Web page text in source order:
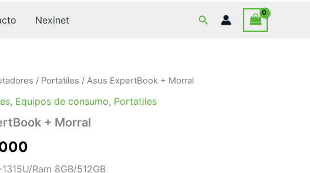
Nexinet Buscar
/ Portatiles / Asus ExpertBook + Morral
, Equipos de consumo, Portatiles
+ Morral
Ram 8GB/512GB